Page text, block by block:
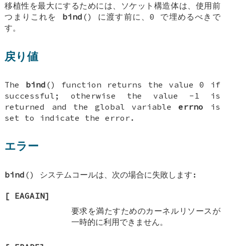
移植性を最大にするためには、ソケット構造体は、使用前
つまりこれを bind () に渡す前に、0 で埋めるべきで
す。
戻り値
The bind () function returns the value 0 if
successful; otherwise the value -1 is
returned and the global variableerrno is
set to indicate the error.
エラー
bind () システムコールは、次の場合に失敗します:
[ EAGAIN]
要求を満たすためのカーネルリソースが
一時的に利用できません。